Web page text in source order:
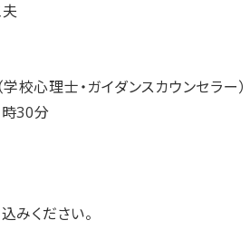
理士・ガイダンスカウンセラー）
時30分
みください。